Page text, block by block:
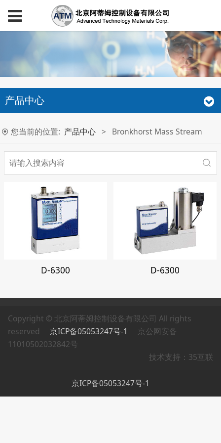
产品中心
您当前的位置: 产品中心 > Bronkhorst Mass Stream
D-6300 D-6300
Copyright © 北京阿蒂姆控制设备有限公司 All rights
reserved 京ICP备05053247号-1
京公网安备
11010502032842号
技术支持：35互联
京ICP备05053247号-1